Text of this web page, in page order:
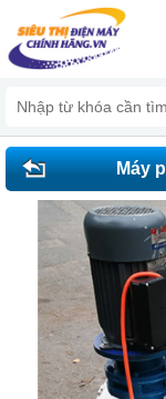
Máy